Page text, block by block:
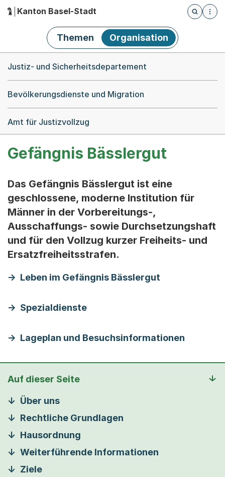
Hauptnavigation
Kanton Basel-Stadt
Öffnet
Themen Organisation
Justiz- und Sicherheitsdepartement
Bevölkerungsdienste und Migration
Amt für Justizvollzug
Gefängnis Bässlergut
Das Gefängnis Bässlergut ist eine
geschlossene, moderne Institution für
Männer in der Vorbereitungs-,
Ausschaffungs- sowie Durchsetzungshaft
und für den Vollzug kurzer Freiheits- und
Ersatzfreiheitsstrafen.
Leben im Gefängnis Bässlergut
Spezialdienste
Lageplan und Besuchsinformationen
Auf dieser Seite
Über uns
Rechtliche Grundlagen
Hausordnung
Weiterführende Informationen
Ziele